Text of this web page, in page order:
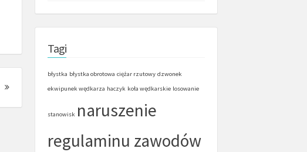
Next
Tagi
błystka błystka obrotowa ciężar rzutowy dzwonek
ekwipunek wędkarza haczyk koła wędkarskie losowanie
stanowisk naruszenie
regulaminu zawodów